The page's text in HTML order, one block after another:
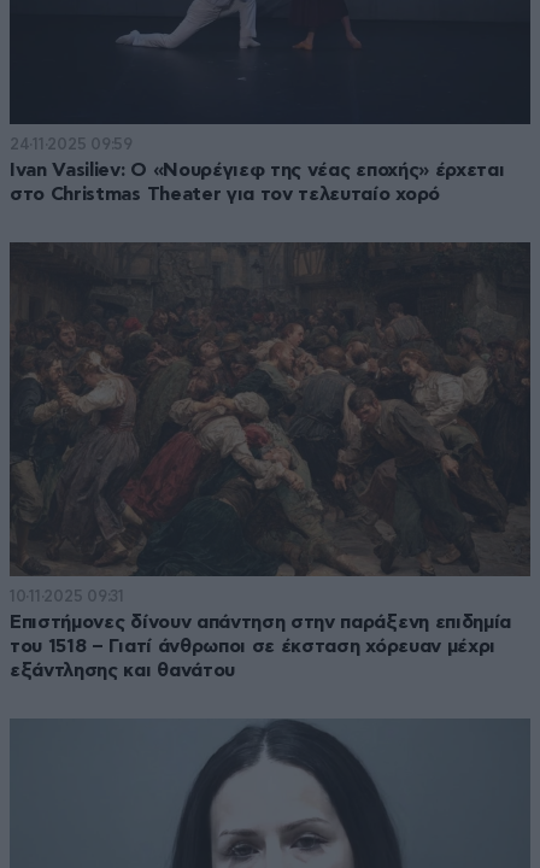
24·11·2025 09:59
Ivan Vasiliev: Ο «Νουρέγιεφ της νέας εποχής» έρχεται
στο Christmas Theater για τον τελευταίο χορό
10·11·2025 09:31
Επιστήμονες δίνουν απάντηση στην παράξενη επιδημία
του 1518 – Γιατί άνθρωποι σε έκσταση χόρευαν μέχρι
εξάντλησης και θανάτου